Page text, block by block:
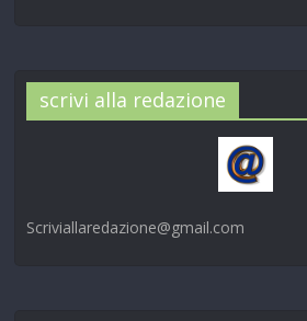
scrivi alla redazione
Scriviallaredazione@gmail.com